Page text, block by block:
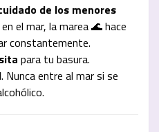
de los menores
el mar, la marea 🌊 hace
constantemente.
para tu basura.
. Nunca entre al mar si se